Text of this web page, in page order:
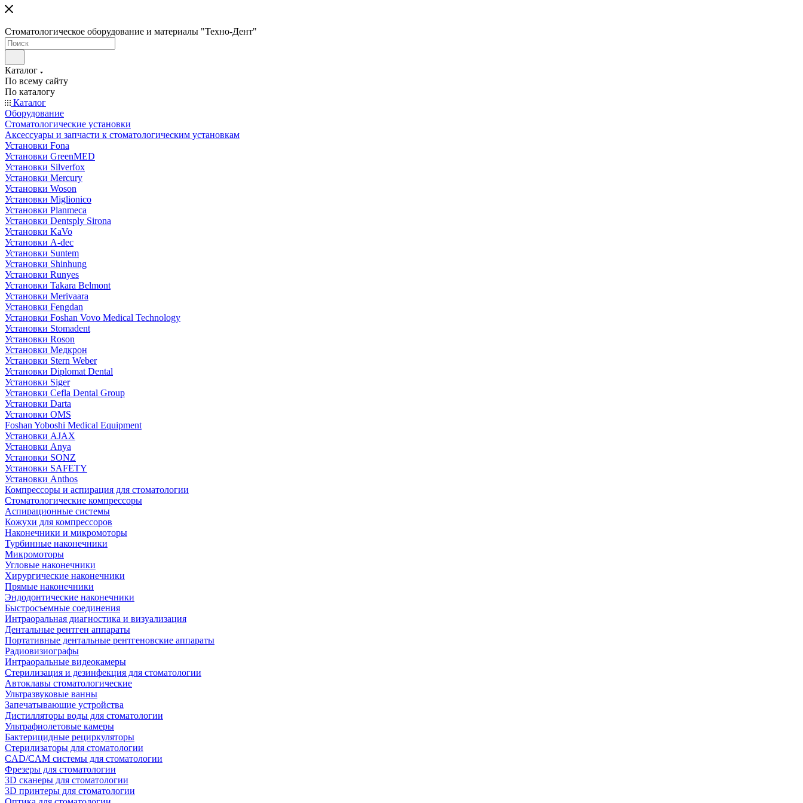
Стоматологическое оборудование и материалы "Техно-Дент"
Каталог
По всему сайту
По каталогу
Каталог
Оборудование
Стоматологические установки
Аксессуары и запчасти к стоматологическим установкам
Установки Fona
Установки GreenMED
Установки Silverfox
Установки Mercury
Установки Woson
Установки Miglionico
Установки Planmeca
Установки Dentsply Sirona
Установки KaVo
Установки A-dec
Установки Suntem
Установки Shinhung
Установки Runyes
Установки Takara Belmont
Установки Merivaara
Установки Fengdan
Установки Foshan Vovo Medical Technology
Установки Stomadent
Установки Roson
Установки Медкрон
Установки Stern Weber
Установки Diplomat Dental
Установки Siger
Установки Cefla Dental Group
Установки Darta
Установки OMS
Foshan Yoboshi Medical Equipment
Установки AJAX
Установки Anya
Установки SONZ
Установки SAFETY
Установки Anthos
Компрессоры и аспирация для стоматологии
Стоматологические компрессоры
Аспирационные системы
Кожухи для компрессоров
Наконечники и микромоторы
Турбинные наконечники
Микромоторы
Угловые наконечники
Хирургические наконечники
Прямые наконечники
Эндодонтические наконечники
Быстросъемные соединения
Интраоральная диагностика и визуализация
Дентальные рентген аппараты
Портативные дентальные рентгеновские аппараты
Радиовизиографы
Интраоральные видеокамеры
Стерилизация и дезинфекция для стоматологии
Автоклавы стоматологические
Ультразвуковые ванны
Запечатывающие устройства
Дистилляторы воды для стоматологии
Ультрафиолетовые камеры
Бактерицидные рециркуляторы
Стерилизаторы для стоматологии
CAD/CAM системы для стоматологии
Фрезеры для стоматологии
3D cканеры для стоматологии
3D принтеры для стоматологии